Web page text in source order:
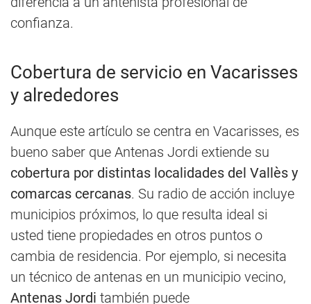
confianza.
Cobertura de servicio en Vacarisses
y alrededores
Aunque este artículo se centra en Vacarisses, es
bueno saber que Antenas Jordi extiende su
cobertura por distintas localidades del Vallès y
comarcas cercanas. Su radio de acción incluye
municipios próximos, lo que resulta ideal si
usted tiene propiedades en otros puntos o
cambia de residencia. Por ejemplo, si necesita
un técnico de antenas en un municipio vecino,
Antenas Jordi también puede